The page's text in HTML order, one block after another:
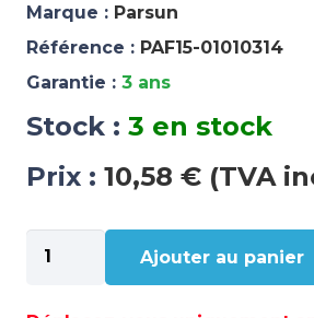
Marque : Parsun
Référence : PAF15-01010314
Garantie : 3 ans
Stock : 3 en stock
Prix : 10,58 € (TVA
quantité
de
Ajouter au panier